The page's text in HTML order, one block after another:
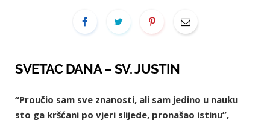
SVETAC DANA – SV. JUSTIN
“Proučio sam sve znanosti, ali sam jedino u nauku
sto ga kršćani po vjeri slijede, pronašao istinu”,